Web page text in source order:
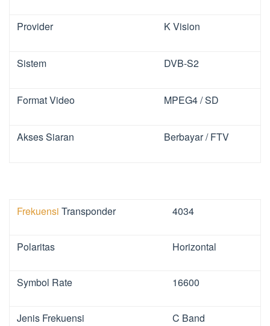
Provider K Vision
Sistem DVB-S2
Format Video MPEG4 / SD
Akses Siaran Berbayar / FTV
Frekuensi Transponder 4034
Polaritas Horizontal
Symbol Rate 16600
Jenis Frekuensi C Band